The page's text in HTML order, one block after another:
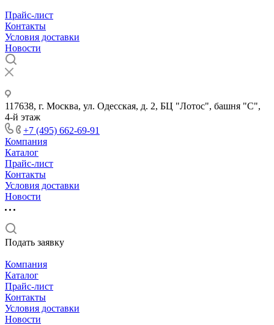
Прайс-лист
Контакты
Условия доставки
Новости
117638, г. Москва, ул. Одесская, д. 2, БЦ "Лотос", башня "С",
4-й этаж
+7 (495) 662-69-91
Компания
Каталог
Прайс-лист
Контакты
Условия доставки
Новости
Подать заявку
Компания
Каталог
Прайс-лист
Контакты
Условия доставки
Новости